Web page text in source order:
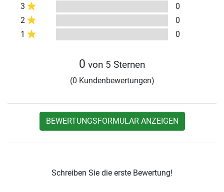
3
0
2
0
1
0
0 von 5 Sternen
(0 Kundenbewertungen)
BEWERTUNGSFORMULAR ANZEIGEN
Schreiben Sie die erste Bewertung!